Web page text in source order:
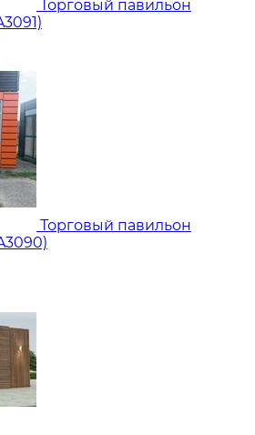
Торговый павильон
Торговый павильон